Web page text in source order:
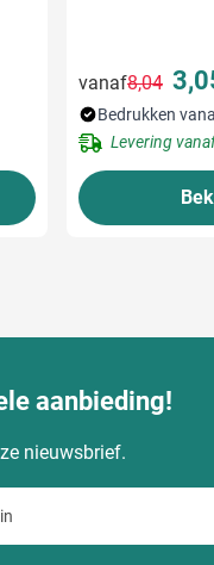
vanaf
Normale
8,04
Bedrukken
Levering
aanbieding!
nieuwsbrief.